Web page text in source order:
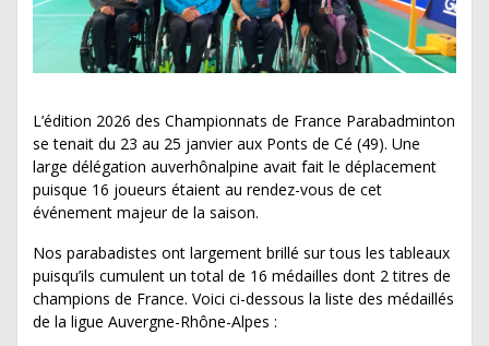
L’édition 2026 des Championnats de France Parabadminton
se tenait du 23 au 25 janvier aux Ponts de Cé (49). Une
large délégation auverhônalpine avait fait le déplacement
puisque 16 joueurs étaient au rendez-vous de cet
événement majeur de la saison.
Nos parabadistes ont largement brillé sur tous les tableaux
puisqu’ils cumulent un total de 16 médailles dont 2 titres de
champions de France. Voici ci-dessous la liste des médaillés
de la ligue Auvergne-Rhône-Alpes :